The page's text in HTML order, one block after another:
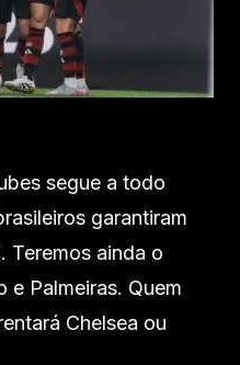
segue a todo
garantiram
Teremos ainda o
Palmeiras. Quem
Chelsea ou